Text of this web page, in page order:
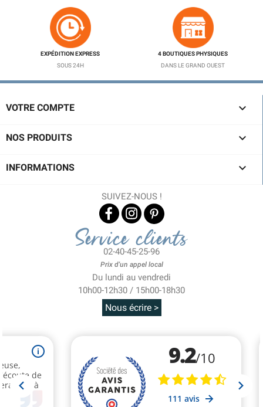
EXPÉDITION EXPRESS
SOUS 24H
4 BOUTIQUES PHYSIQUES
DANS LE GRAND OUEST
VOTRE COMPTE 
NOS PRODUITS 
INFORMATIONS 
SUIVEZ-NOUS !
Service clients
02-40-45-25-96
Prix d'un appel local
Du lundi au vendredi
10h00-12h30 / 15h00-18h30
Nous écrire >